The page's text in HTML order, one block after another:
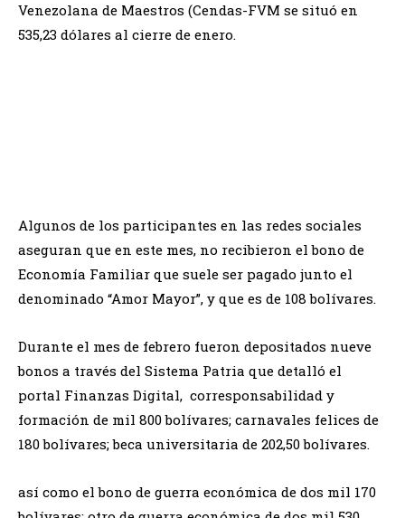
Venezolana de Maestros (Cendas-FVM se situó en
535,23 dólares al cierre de enero.
Algunos de los participantes en las redes sociales
aseguran que en este mes, no recibieron el bono de
Economía Familiar que suele ser pagado junto el
denominado “Amor Mayor”, y que es de 108 bolívares.
Durante el mes de febrero fueron depositados nueve
bonos a través del Sistema Patria que detalló el
portal Finanzas Digital, corresponsabilidad y
formación de mil 800 bolívares; carnavales felices de
180 bolívares; beca universitaria de 202,50 bolívares.
así como el bono de guerra económica de dos mil 170